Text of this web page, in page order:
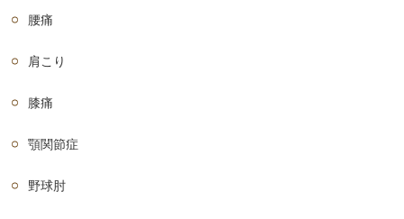
腰痛
肩こり
膝痛
顎関節症
野球肘